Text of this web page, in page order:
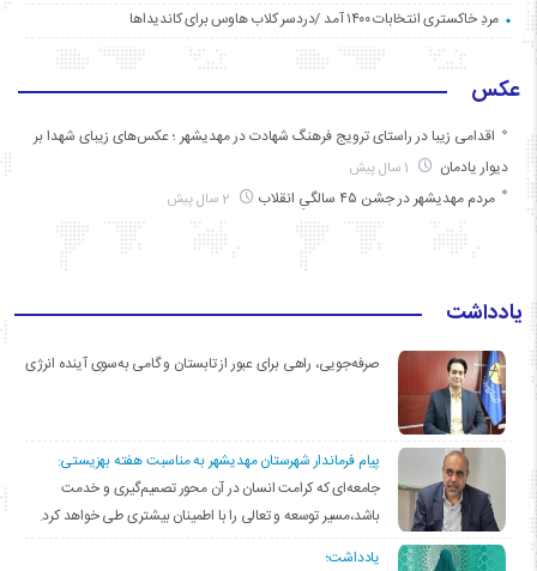
مردِ خاکستری انتخابات ۱۴۰۰ آمد /دردسر کلاب هاوس برای کاندیداها
عکس
اقدامی زیبا در راستای ترویج فرهنگ شهادت در مهدیشهر ؛ عکس‌های زیبای شهدا بر
دیوار یادمان
مردم مهدیشهر در جشن ۴۵ سالگیِ انقلاب
یادداشت
صرفه‌جویی، راهی برای عبور از تابستان و گامی به‌سوی آینده انرژی
پیام فرماندار شهرستان مهدیشهر به مناسبت هفته بهزیستی:
جامعه‌ای که کرامت انسان در آن محور تصمیم‌گیری و خدمت
باشد،مسیر توسعه و تعالی را با اطمینان بیشتری طی خواهد کرد.
یادداشت؛